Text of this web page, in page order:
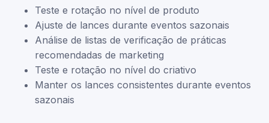
Teste e rotação no nível de produto
Ajuste de lances durante eventos sazonais
Análise de listas de verificação de práticas
recomendadas de marketing
Teste e rotação no nível do criativo
Manter os lances consistentes durante eventos
sazonais